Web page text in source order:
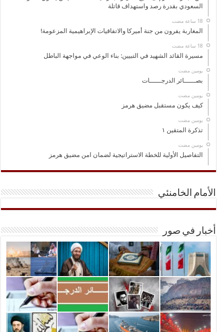
السعودي بقدرة رصد واستهداف قاتلة
المغاربة يفرون من جنة أميركا والاتفاقيات الإبراهيمية المزعومة!
مسيرة القائد الشهيد في التبيين: بناء الوعي في مواجهة الباطل
‏يومين مضت
بصــــــائر الدرجــــــات
‏يومين مضت
كيف يكون مستقبل مضيق هرمز
‏يومين مضت
تذكرة المتقين ١
‏يومين مضت
التفاصيل الأولية للخطة الاستراتيجية لضمان امن مضيق هرمز
الأمام الخامنئي
أخبار في صور